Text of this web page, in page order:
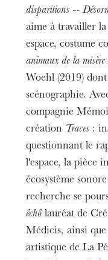
disparitions --
aime à travailler
espace, costume
animaux de la misère
Woehl (2019)
scénographie.
compagnie
création Traces :
questionnant le
l'espace, la pièce
écosystème
recherche se
êchô lauréat de
Médicis, ainsi
artistique de La